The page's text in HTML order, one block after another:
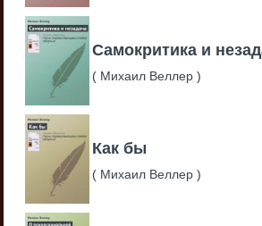
Самокритика и
( Михаил Веллер)
Как бы
( Михаил Веллер)